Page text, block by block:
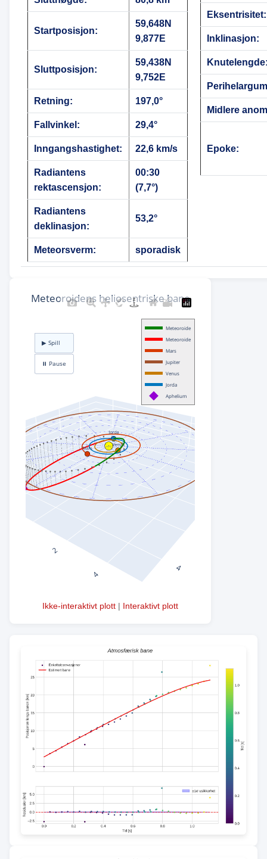
Startposisjon:
59,648N
9,877E
Sluttposisjon:
59,438N
9,752E
Retning: 197,0°
Fallvinkel: 29,4°
Inngangshastighet: 22,6 km/s
Radiantens
rektascensjon:
00:30
(7,7°)
Radiantens
deklinasjon:
53,2°
Meteorsverm: sporadisk
Eksentrisitet:
Inklinasjon:
Midlere
Epoke:
Ikke-interaktivt plott | Interaktivt plott